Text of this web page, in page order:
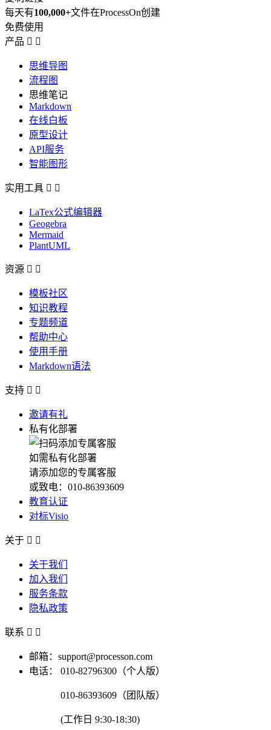
每天有100,000+文件在ProcessOn创建
免费使用
产品  
思维导图
流程图
思维笔记
Markdown
在线白板
原型设计
API服务
智能图形
实用工具  
LaTex公式编辑器
Geogebra
Mermaid
PlantUML
资源  
模板社区
知识教程
专题频道
帮助中心
使用手册
Markdown语法
支持  
邀请有礼
私有化部署
如需私有化部署
请添加您的专属客服
或致电：010-86393609
教育认证
对标Visio
关于  
关于我们
加入我们
服务条款
隐私政策
联系  
邮箱：support@processon.com
电话：
010-82796300（个人版）
010-86393609（团队版）
(工作日 9:30-18:30)